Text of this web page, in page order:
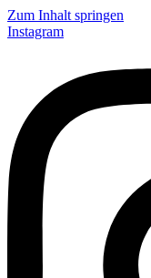
Zum Inhalt springen
Instagram